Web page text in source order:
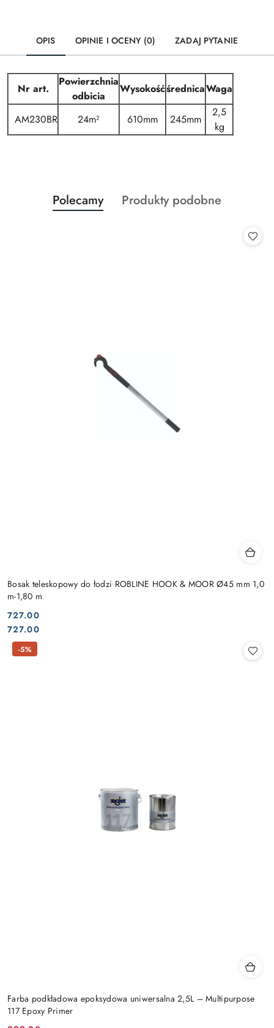
OPIS OPINIE I OCENY (0) ZADAJ PYTANIE
Nr art.
Powierzchnia
odbicia
WysokośćśrednicaWaga
AM230BR 24m² 610mm 245mm
2,5
kg
Pomiń karuzelę produktów
Produkty
o
Polecamy
Produkty
Produkty podobne
Bosak teleskopowy do łodzi ROBLINE HOOK & MOOR Ø45 mm 1,0
m-1,80 m
Cena:
727.00
Cena:
727.00
Farba podkładowa epoksydowa uniwersalna 2,5L – Multipurpose
117 Epoxy Primer
-5%